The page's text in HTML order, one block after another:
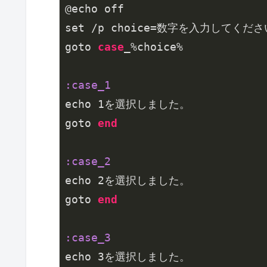
@echo off
set /p choice=数字を入力してくださ
goto case %choice%
:case_1
echo 1を選択しました。
goto end
:case_2
echo 2を選択しました。
goto end
:case_3
echo 3を選択しました。